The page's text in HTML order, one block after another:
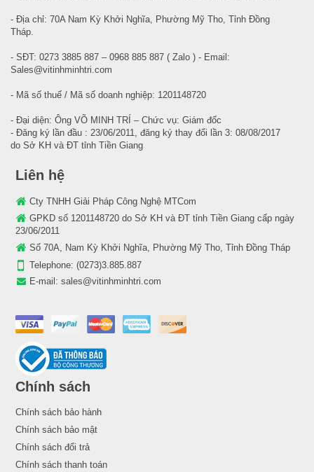
- Địa chỉ: 70A Nam Kỳ Khởi Nghĩa, Phường Mỹ Tho, Tỉnh Đồng
Tháp.
- SĐT: 0273 3885 887 – 0968 885 887 ( Zalo ) - Email:
Sales@vitinhminhtri.com
- Mã số thuế / Mã số doanh nghiệp: 1201148720
- Đại diện: Ông VÕ MINH TRÍ – Chức vụ: Giám đốc
- Đăng ký lần đầu : 23/06/2011, đăng ký thay đổi lần 3: 08/08/2017
do Sở KH và ĐT tỉnh Tiền Giang
Liên hệ
Cty TNHH Giải Pháp Công Nghệ MTCom
GPKD số 1201148720 do Sở KH và ĐT tỉnh Tiền Giang cấp ngày
23/06/2011
Số 70A, Nam Kỳ Khởi Nghĩa, Phường Mỹ Tho, Tỉnh Đồng Tháp
Telephone: (0273)3.885.887
E-mail: sales@vitinhminhtri.com
Chính sách
Chính sách bảo hành
Chính sách bảo mật
Chính sách đổi trả
Chính sách thanh toán